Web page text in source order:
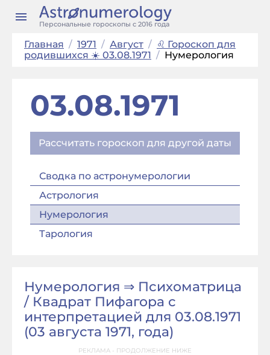
Персональные гороскопы с 2016 года
Главная / 1971 / Август / ♌ Гороскоп для
родившихся ☀️ 03.08.1971 / Нумерология
03.08.1971
Рассчитать гороскоп для другой даты
Сводка по астронумерологии
Астрология
Нумерология
Тарология
Нумерология ⇒ Психоматрица
/ Квадрат Пифагора с
интерпретацией для 03.08.1971
(03 августа 1971, года)
РЕКЛАМА - ПРОДОЛЖЕНИЕ НИЖЕ